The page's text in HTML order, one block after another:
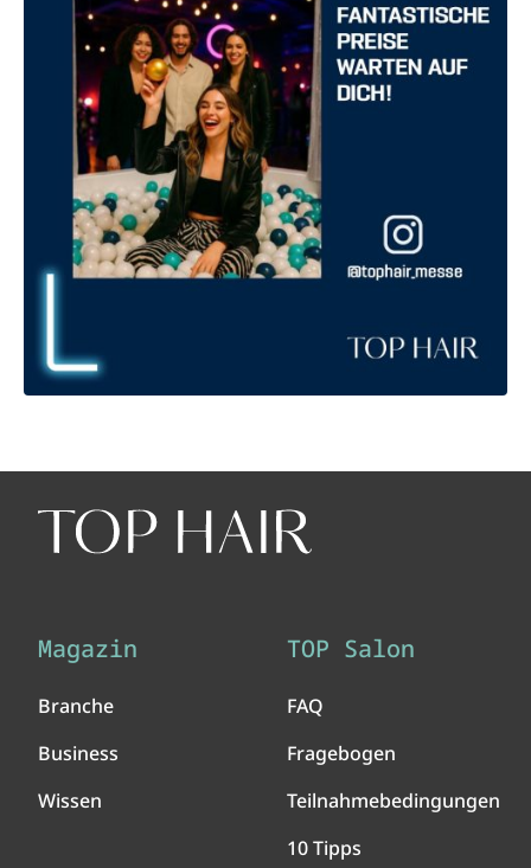
Magazin
Branche
Business
Wissen
TOP Salon
FAQ
Fragebogen
Teilnahmebedingungen
10 Tipps